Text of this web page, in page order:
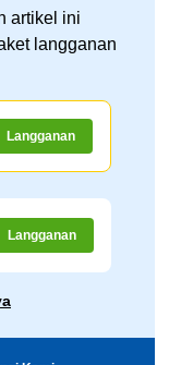
artikel ini
langganan
Langganan
Langganan